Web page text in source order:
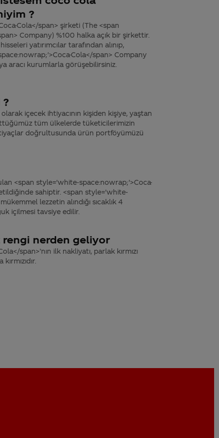
?
Cola</span> şirketi (The <span
Company) %100 halka açık bir şirkettir.
yatırımcılar tarafından alınıp,
Cola</span> Company
aracı kurumlarla görüşebilirsiniz.
?
içecek ihtiyacının kişiden kişiye, yaştan
tüm ülkelerde tüketicilerimizin
doğrultusunda ürün portföyümüzü
<span style='white-space:nowrap;'>Coca-
sahiptir. <span style='white-
lezzetin alındığı sıcaklık 4
içilmesi tavsiye edilir.
nerden geliyor
span>’nın ilk nakliyatı, parlak kırmızı